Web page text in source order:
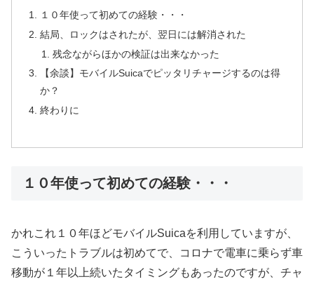
１０年使って初めての経験・・・
結局、ロックはされたが、翌日には解消された
残念ながらほかの検証は出来なかった
【余談】モバイルSuicaでピッタリチャージするのは得
か？
終わりに
１０年使って初めての経験・・・
かれこれ１０年ほどモバイルSuicaを利用していますが、
こういったトラブルは初めてで、コロナで電車に乗らず車
移動が１年以上続いたタイミングもあったのですが、チャ